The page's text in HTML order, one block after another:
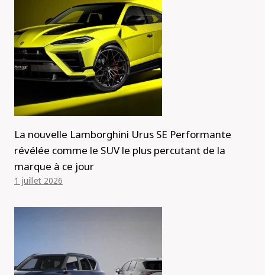
La nouvelle Lamborghini Urus SE Performante
révélée comme le SUV le plus percutant de la
marque à ce jour
1 juillet 2026